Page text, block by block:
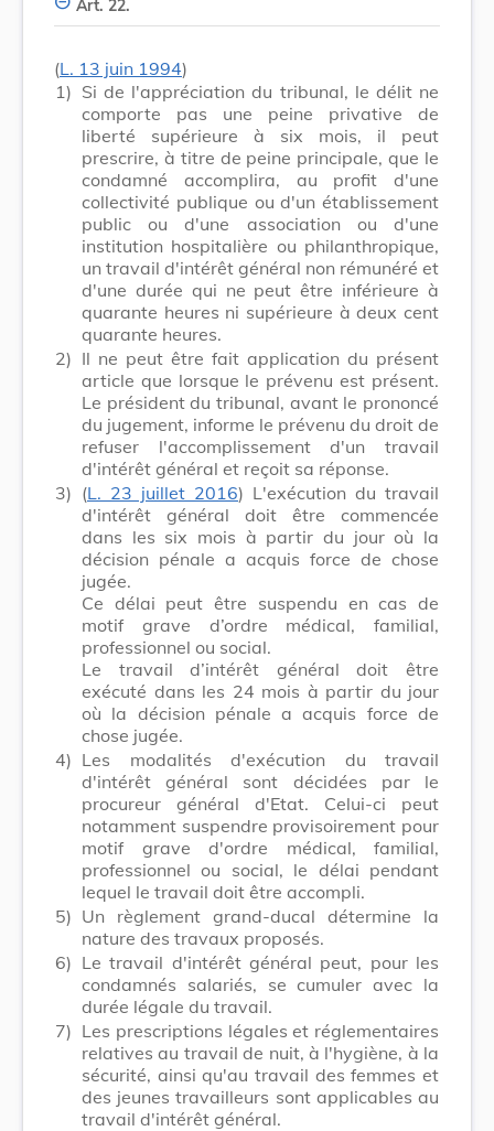
Art. 22.
(L. 13 juin 1994)
1) Si de l'appréciation du tribunal, le délit ne
comporte pas une peine privative de
liberté supérieure à six mois, il peut
prescrire, à titre de peine principale, que le
condamné accomplira, au profit d'une
collectivité publique ou d'un établissement
public ou d'une association ou d'une
institution hospitalière ou philanthropique,
un travail d'intérêt général non rémunéré et
d'une durée qui ne peut être inférieure à
quarante heures ni supérieure à deux cent
quarante heures.
2) Il ne peut être fait application du présent
article que lorsque le prévenu est présent.
Le président du tribunal, avant le prononcé
du jugement, informe le prévenu du droit de
refuser l'accomplissement d'un travail
d'intérêt général et reçoit sa réponse.
3) (L. 23 juillet 2016) L'exécution du travail
d'intérêt général doit être commencée
dans les six mois à partir du jour où la
décision pénale a acquis force de chose
jugée.
Ce délai peut être suspendu en cas de
motif grave d’ordre médical, familial,
professionnel ou social.
Le travail d’intérêt général doit être
exécuté dans les 24 mois à partir du jour
où la décision pénale a acquis force de
chose jugée.
4) Les modalités d'exécution du travail
d'intérêt général sont décidées par le
procureur général d'Etat. Celui-ci peut
notamment suspendre provisoirement pour
motif grave d'ordre médical, familial,
professionnel ou social, le délai pendant
lequel le travail doit être accompli.
5) Un règlement grand-ducal détermine la
nature des travaux proposés.
6) Le travail d'intérêt général peut, pour les
condamnés salariés, se cumuler avec la
durée légale du travail.
7) Les prescriptions légales et réglementaires
relatives au travail de nuit, à l'hygiène, à la
sécurité, ainsi qu'au travail des femmes et
des jeunes travailleurs sont applicables au
travail d'intérêt général.